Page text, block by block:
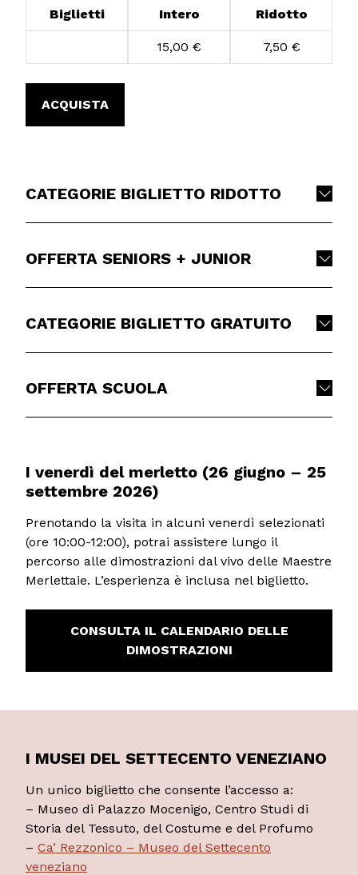
Biglietti Intero Ridotto
15,00 € 7,50 €
ACQUISTA
CATEGORIE BIGLIETTO RIDOTTO
OFFERTA SENIORS + JUNIOR
CATEGORIE BIGLIETTO GRATUITO
OFFERTA SCUOLA
I venerdì del merletto (26 giugno – 25
settembre 2026)
Prenotando la visita in alcuni venerdì selezionati
(ore 10:00-12:00), potrai assistere lungo il
percorso alle dimostrazioni dal vivo delle Maestre
Merlettaie. L’esperienza è inclusa nel biglietto.
CONSULTA IL CALENDARIO DELLE
DIMOSTRAZIONI
I MUSEI DEL SETTECENTO VENEZIANO
Un unico biglietto che consente l’accesso a:
– Museo di Palazzo Mocenigo, Centro Studi di
Storia del Tessuto, del Costume e del Profumo
– Ca’ Rezzonico – Museo del Settecento
veneziano